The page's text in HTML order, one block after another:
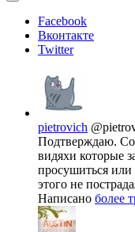
Facebook
Вконтакте
Twitter
pietrovich
Подтверждаю.
видяхи которые
просушиться
этого не
Написано более